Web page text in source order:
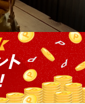
さった練り物を気軽
節はもちろん、シメ